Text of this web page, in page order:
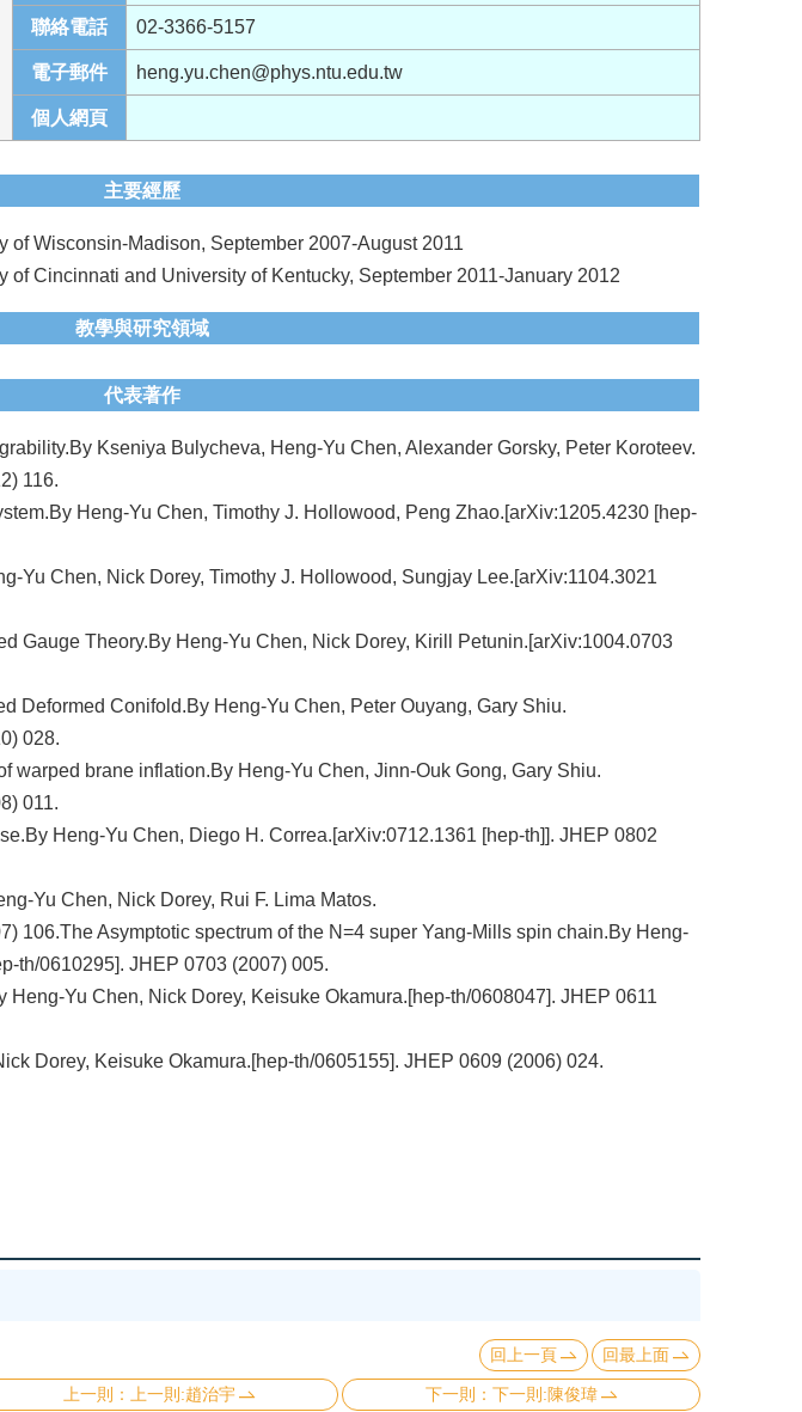
聯絡電話 02-3366-5157
電子郵件 heng.yu.chen@phys.ntu.edu.tw
個人網頁
主要經歷
of Wisconsin-Madison, September 2007-August 2011
of Cincinnati and University of Kentucky, September 2011-January 2012
教學與研究領域
代表著作
Kseniya Bulycheva, Heng-Yu Chen, Alexander Gorsky, Peter Koroteev.
116.
Heng-Yu Chen, Timothy J. Hollowood, Peng Zhao.[arXiv:1205.4230 [hep-
Yu Chen, Nick Dorey, Timothy J. Hollowood, Sungjay Lee.[arXiv:1104.3021
Gauge Theory.By Heng-Yu Chen, Nick Dorey, Kirill Petunin.[arXiv:1004.0703
Deformed Conifold.By Heng-Yu Chen, Peter Ouyang, Gary Shiu.
028.
warped brane inflation.By Heng-Yu Chen, Jinn-Ouk Gong, Gary Shiu.
011.
Heng-Yu Chen, Diego H. Correa.[arXiv:0712.1361 [hep-th]]. JHEP 0802
Yu Chen, Nick Dorey, Rui F. Lima Matos.
106.The Asymptotic spectrum of the N=4 super Yang-Mills spin chain.By Heng-
th/0610295]. JHEP 0703 (2007) 005.
Heng-Yu Chen, Nick Dorey, Keisuke Okamura.[hep-th/0608047]. JHEP 0611
Dorey, Keisuke Okamura.[hep-th/0605155]. JHEP 0609 (2006) 024.
回上一頁 回最上面
上一則:趙治宇 下一則:陳俊瑋